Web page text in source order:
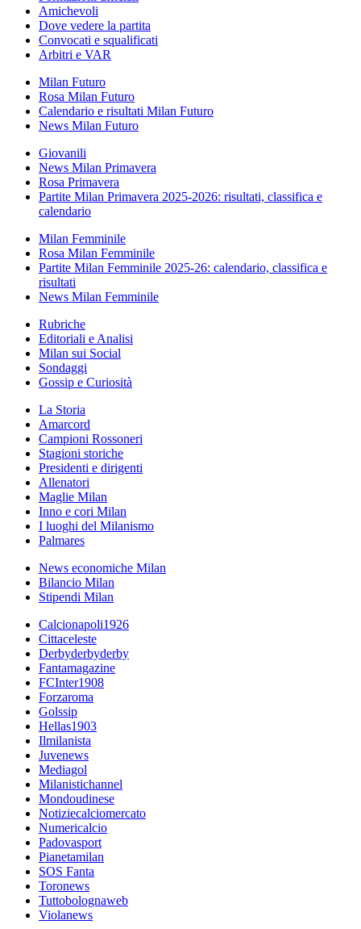
Amichevoli
Dove vedere la partita
Convocati e squalificati
Arbitri e VAR
Milan Futuro
Rosa Milan Futuro
Calendario e risultati Milan Futuro
News Milan Futuro
Giovanili
News Milan Primavera
Rosa Primavera
Partite Milan Primavera 2025-2026: risultati, classifica e
calendario
Milan Femminile
Rosa Milan Femminile
Partite Milan Femminile 2025-26: calendario, classifica e
risultati
News Milan Femminile
Rubriche
Editoriali e Analisi
Milan sui Social
Sondaggi
Gossip e Curiosità
La Storia
Amarcord
Campioni Rossoneri
Stagioni storiche
Presidenti e dirigenti
Allenatori
Maglie Milan
Inno e cori Milan
I luoghi del Milanismo
Palmares
News economiche Milan
Bilancio Milan
Stipendi Milan
Calcionapoli1926
Cittaceleste
Derbyderbyderby
Fantamagazine
FCInter1908
Forzaroma
Golssip
Hellas1903
Ilmilanista
Juvenews
Mediagol
Milanistichannel
Mondoudinese
Notiziecalciomercato
Numericalcio
Padovasport
Pianetamilan
SOS Fanta
Toronews
Tuttobolognaweb
Violanews